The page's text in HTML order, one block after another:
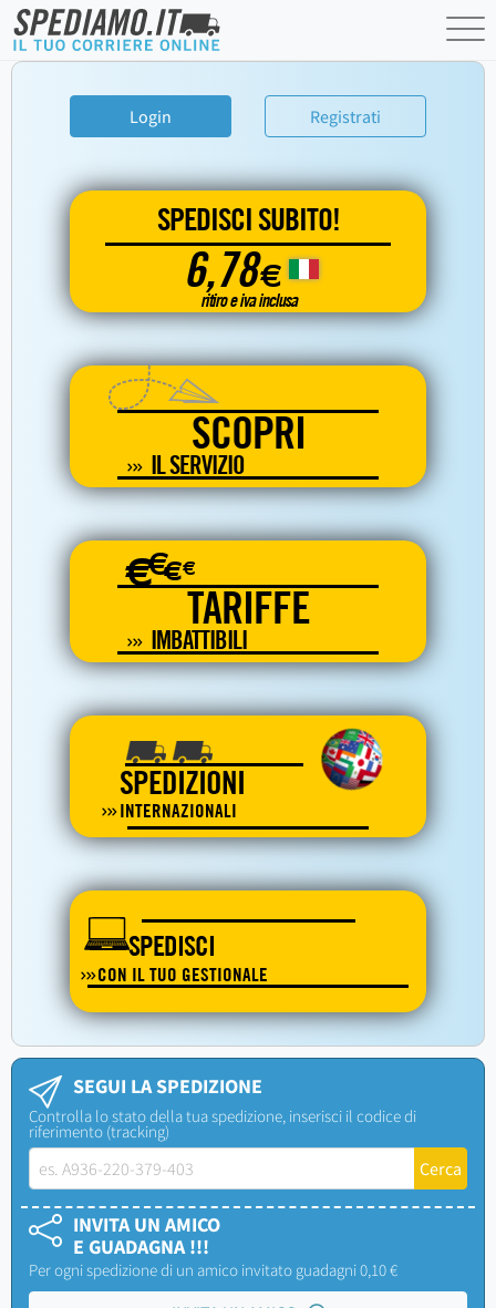
Login Registrati
SPEDISCI SUBITO!
6,78€
ritiro e iva inclusa
SCOPRI
IL SERVIZIO
€€€€
TARIFFE
IMBATTIBILI
SPEDIZIONI
INTERNAZIONALI
SPEDISCI
CON IL TUO GESTIONALE
SEGUI LA SPEDIZIONE
Controlla lo stato della tua spedizione, inserisci il codice di
riferimento (tracking)
INVITA UN AMICO
E GUADAGNA !!!
Per ogni spedizione di un amico invitato guadagni 0,10 €